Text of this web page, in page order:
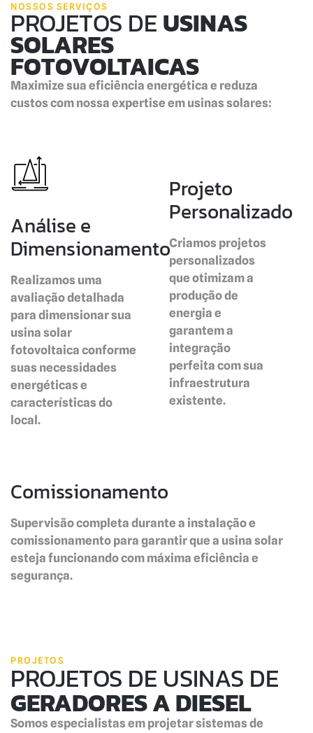
NOSSOS SERVIÇOS
PROJETOS DEUSINAS
SOLARES
FOTOVOLTAICAS
Maximize sua eficiência energética e reduza
custos com nossa expertise em usinas solares:
Análise e
Dimensionamento
Realizamos uma
avaliação detalhada
para dimensionar sua
usina solar
fotovoltaica conforme
suas necessidades
energéticas e
características do
local.
Projeto
Personalizado
Criamos projetos
personalizados
que otimizam a
produção de
energia e
garantem a
integração
perfeita com sua
infraestrutura
existente.
Comissionamento
Supervisão completa durante a instalação e
comissionamento para garantir que a usina solar
esteja funcionando com máxima eficiência e
segurança.
PROJETOS
PROJETOS DE USINAS DE
GERADORES A DIESEL
Somos especialistas em projetar sistemas de